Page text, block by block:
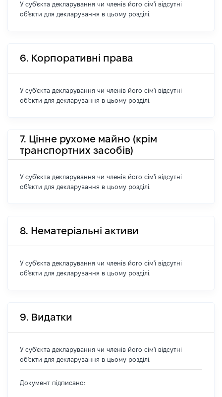
У суб'єкта декларування чи членів його сім'ї відсутні
об'єкти для декларування в цьому розділі.
6. Корпоративні права
У суб'єкта декларування чи членів його сім'ї відсутні
об'єкти для декларування в цьому розділі.
7. Цінне рухоме майно (крім
транспортних засобів)
У суб'єкта декларування чи членів його сім'ї відсутні
об'єкти для декларування в цьому розділі.
8. Нематеріальні активи
У суб'єкта декларування чи членів його сім'ї відсутні
об'єкти для декларування в цьому розділі.
9. Видатки
У суб'єкта декларування чи членів його сім'ї відсутні
об'єкти для декларування в цьому розділі.
Документ підписано: